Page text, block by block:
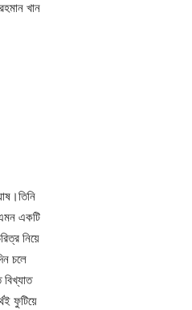
খান
এমন একটি
নিয়ে
চলে
ফুটিয়ে